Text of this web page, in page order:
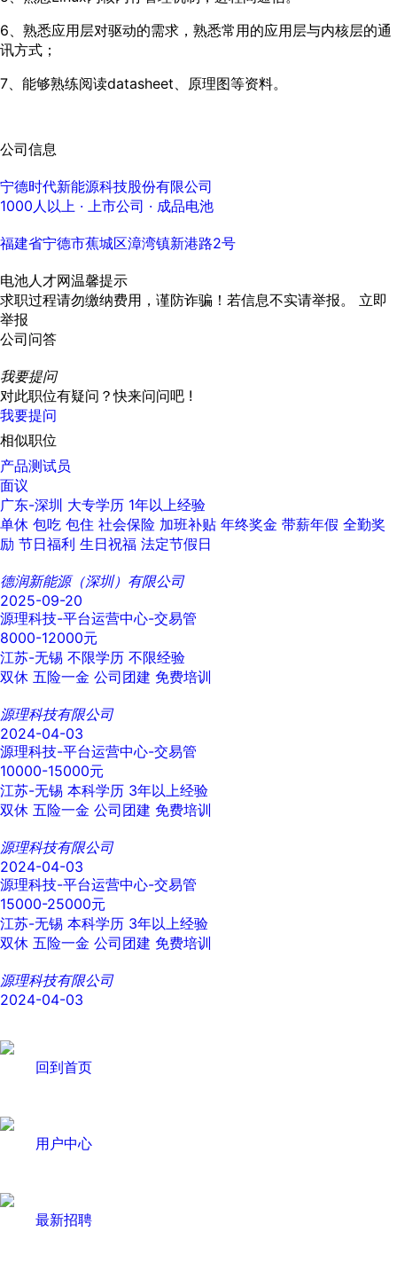
6、熟悉应用层对驱动的需求，熟悉常用的应用层与内核层的通
讯方式；
7、能够熟练阅读datasheet、原理图等资料。
公司信息
宁德时代新能源科技股份有限公司
1000人以上 · 上市公司 · 成品电池
福建省宁德市蕉城区漳湾镇新港路2号
电池人才网温馨提示
求职过程请勿缴纳费用，谨防诈骗！若信息不实请举报。 立即
举报
公司问答
我要提问
对此职位有疑问？快来问问吧 !
我要提问
相似职位
产品测试员
面议
广东-深圳 大专学历 1年以上经验
单休 包吃 包住 社会保险 加班补贴 年终奖金 带薪年假 全勤奖
励 节日福利 生日祝福 法定节假日
德润新能源（深圳）有限公司
2025-09-20
源理科技-平台运营中心-交易管
8000-12000元
江苏-无锡 不限学历 不限经验
双休 五险一金 公司团建 免费培训
源理科技有限公司
2024-04-03
源理科技-平台运营中心-交易管
10000-15000元
江苏-无锡 本科学历 3年以上经验
双休 五险一金 公司团建 免费培训
源理科技有限公司
2024-04-03
源理科技-平台运营中心-交易管
15000-25000元
江苏-无锡 本科学历 3年以上经验
双休 五险一金 公司团建 免费培训
源理科技有限公司
2024-04-03
回到首页
用户中心
最新招聘